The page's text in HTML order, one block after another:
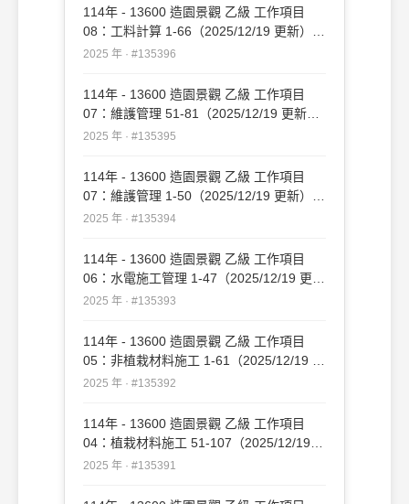
114年 - 13600 造園景觀 乙級 工作項目
08：工料計算 1-66（2025/12/19 更新）
#135396
2025 年 · #135396
114年 - 13600 造園景觀 乙級 工作項目
07：維護管理 51-81（2025/12/19 更新）
#135395
2025 年 · #135395
114年 - 13600 造園景觀 乙級 工作項目
07：維護管理 1-50（2025/12/19 更新）
#135394
2025 年 · #135394
114年 - 13600 造園景觀 乙級 工作項目
06：水電施工管理 1-47（2025/12/19 更
新）#135393
2025 年 · #135393
114年 - 13600 造園景觀 乙級 工作項目
05：非植栽材料施工 1-61（2025/12/19 更
新）#135392
2025 年 · #135392
114年 - 13600 造園景觀 乙級 工作項目
04：植栽材料施工 51-107（2025/12/19
更新）#135391
2025 年 · #135391